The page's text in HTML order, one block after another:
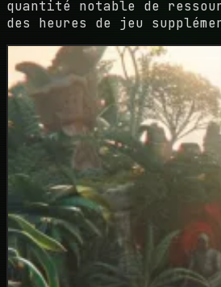
quantité notable de
des heures de jeu